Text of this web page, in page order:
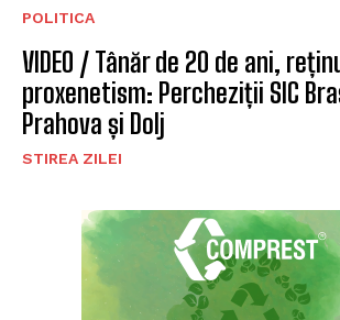
POLITICA
VIDEO / Tânăr de 20 de ani,
proxenetism: Percheziții SIC
Prahova și Dolj
STIREA ZILEI